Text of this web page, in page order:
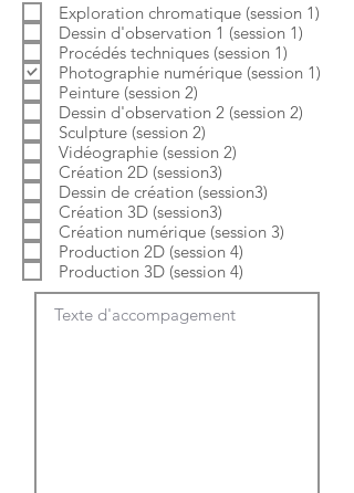
i
r
e
l
i
g
a
t
o
i
r
e
Exploration chromatique (session 1)
Dessin d'observation 1 (session 1)
Procédés techniques (session 1)
Photographie numérique (session 1)
Peinture (session 2)
Dessin d'observation 2 (session 2)
Sculpture (session 2)
Vidéographie (session 2)
Création 2D (session3)
Dessin de création (session3)
Création 3D (session3)
Création numérique (session 3)
Production 2D (session 4)
Production 3D (session 4)
Texte d'accompagement